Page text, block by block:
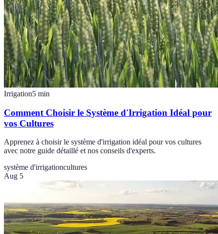
Irrigation5 min
Comment Choisir le Système d'Irrigation Idéal pour
vos Cultures
Apprenez à choisir le système d'irrigation idéal pour vos cultures
avec notre guide détaillé et nos conseils d'experts.
système d'irrigationcultures
Aug 5